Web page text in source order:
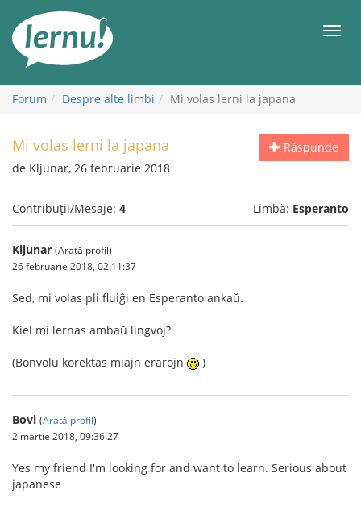
conținut
Forum Despre alte limbi Mi volas lerni la japana
Răspunde
Mi volas lerni la japana
de Kljunar, 26 februarie 2018
Contribuții/Mesaje: 4 Limbă: Esperanto
Kljunar (Arată profil)
26 februarie 2018, 02:11:37
Sed, mi volas pli fluiĝi en Esperanto ankaŭ.
Kiel mi lernas ambaŭ lingvoj?
(Bonvolu korektas miajn erarojn )
Bovi (Arată profil)
2 martie 2018, 09:36:27
Yes my friend I'm looking for and want to learn. Serious about
japanese